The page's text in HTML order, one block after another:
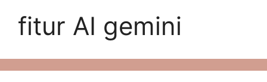
fitur AI gemini